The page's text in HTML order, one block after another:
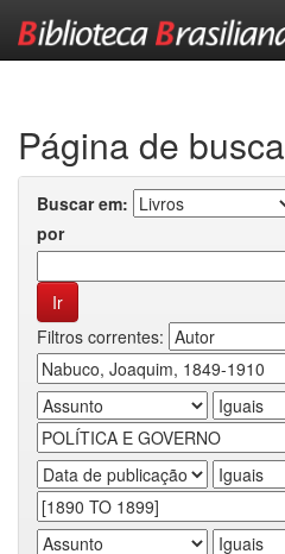
Página de busca
Buscar em:
por
Filtros correntes: